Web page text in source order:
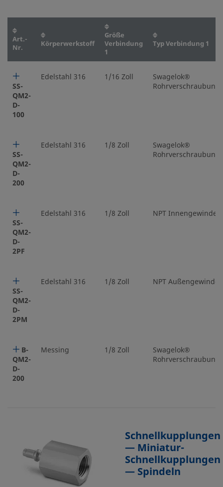
Art.-
Nr.
Körperwerkstoff
Größe
Verbindung
1
Typ Verbindung 1
SS-
QM2-
D-
100
Edelstahl 316 1/16 Zoll
Swagelok®
Rohrverschraubung
SS-
QM2-
D-
200
Edelstahl 316 1/8 Zoll
Swagelok®
Rohrverschraubung
SS-
QM2-
D-
2PF
Edelstahl 316 1/8 Zoll NPT Innengewinde
SS-
QM2-
D-
2PM
Edelstahl 316 1/8 Zoll NPT Außengewinde
B-
QM2-
D-
200
Messing 1/8 Zoll
Swagelok®
Rohrverschraubung
Schnellkupplungen
— Miniatur-
Schnellkupplungen
— Spindeln